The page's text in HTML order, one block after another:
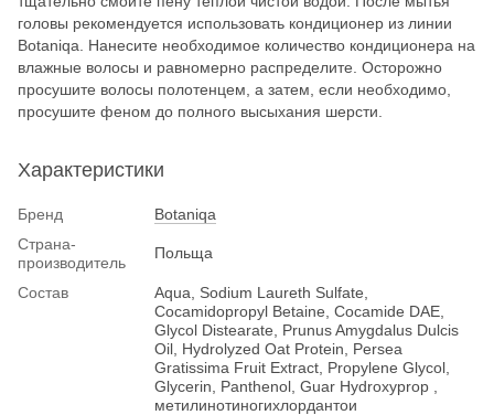
головы рекомендуется использовать кондиционер из линии
Botaniqa. Нанесите необходимое количество кондиционера на
влажные волосы и равномерно распределите. Осторожно
просушите волосы полотенцем, а затем, если необходимо,
просушите феном до полного высыхания шерсти.
Характеристики
Бренд
Botaniqa
Страна-
производитель
Польща
Состав
Aqua, Sodium Laureth Sulfate,
Cocamidopropyl Betaine, Cocamide DAE,
Glycol Distearate, Prunus Amygdalus Dulcis
Oil, Hydrolyzed Oat Protein, Persea
Gratissima Fruit Extract, Propylene Glycol,
Glycerin, Panthenol, Guar Hydroxyprop ,
метилинотиногихлордантои